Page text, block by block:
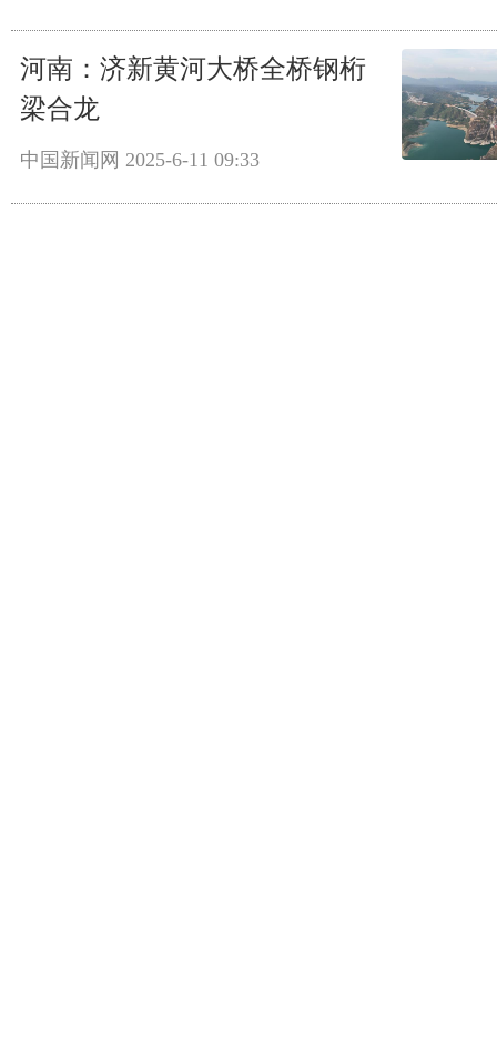
河南：济新黄河大桥全桥钢桁
梁合龙
中国新闻网 2025-6-11 09:33